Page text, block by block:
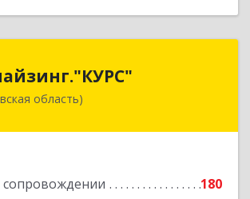
область)
сопровождении
180
1С:Франчайзинг."КУРС"
обл, Донецк г, Благодатный